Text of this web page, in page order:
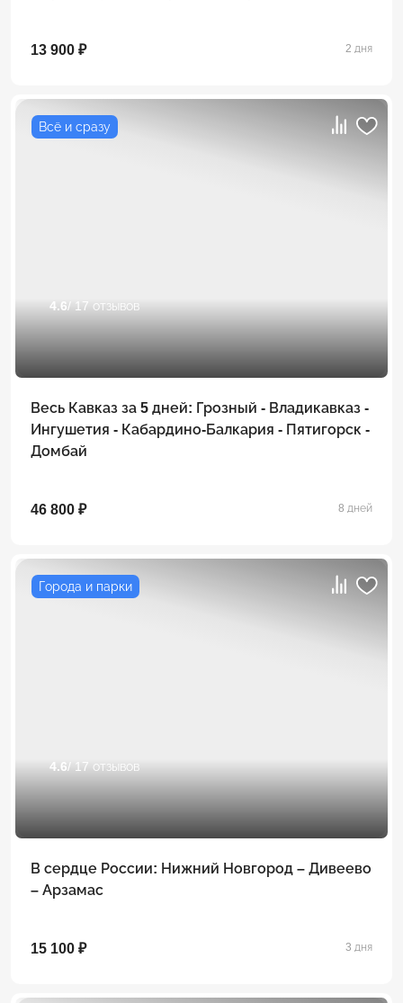
13 900 ₽ 2 дня
Всё и сразу
4.6/ 17 отзывов
Весь Кавказ за 5 дней: Грозный - Владикавказ -
Ингушетия - Кабардино-Балкария - Пятигорск -
Домбай
46 800 ₽ 8 дней
Города и парки
4.6/ 17 отзывов
В сердце России: Нижний Новгород – Дивеево
– Арзамас
15 100 ₽ 3 дня